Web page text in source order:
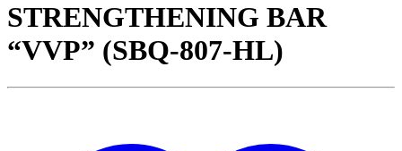
STRENGTHENING BAR
“VVP” (SBQ-807-HL)